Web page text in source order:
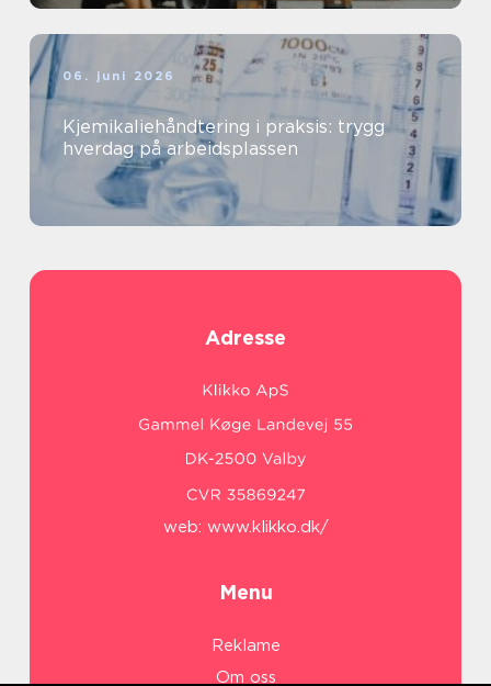
06. juni 2026
Kjemikaliehåndtering i praksis: trygg
hverdag på arbeidsplassen
Adresse
web: www.klikko.dk/
Menu
Reklame
Om oss